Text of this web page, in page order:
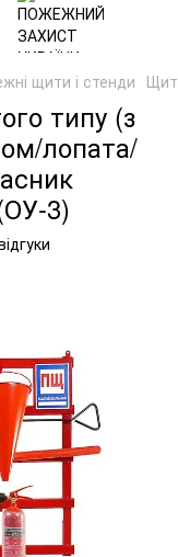
щити і стенди Щит
типу (з
лопата/
3)